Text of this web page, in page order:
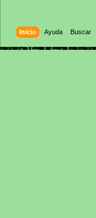
Inicio Ayuda Buscar